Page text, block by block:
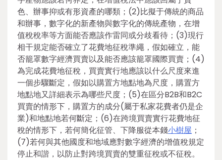
色、辦事抑或有形資產的哪類；(2)比擬于傳統的商品
和辦事，數字化的新產物與數字化的傳統產物，在增
值稅稅率等方面能否應該作雷同或分歧看待；(3)現行
相干規定能否確立了花費地征稅準繩，假如確立，能
否籠罩數字經濟買賣以及能否應該籠罩國際買賣；(4)
為完成花費地征稅，買賣實行地應該以什么尺度來進
一個步驟斷定，假如以購置方地點地為尺度，購置方
地點地又詳細表示為哪些尺度；(5)在區分B2B和B2C
買賣的情形下，購置方的成分(屬于私家花費者仍是企
業)和地點地若何斷定；(6)在跨境買賣實行花費地征
稅的情形下，若何簡化征管、下降服從本錢小樹屋 ；
(7)若何與其他國度和地域應對數字經濟的增值稅規定
停止和諧，以防止對跨境買賣的雙重征稅或不征稅。